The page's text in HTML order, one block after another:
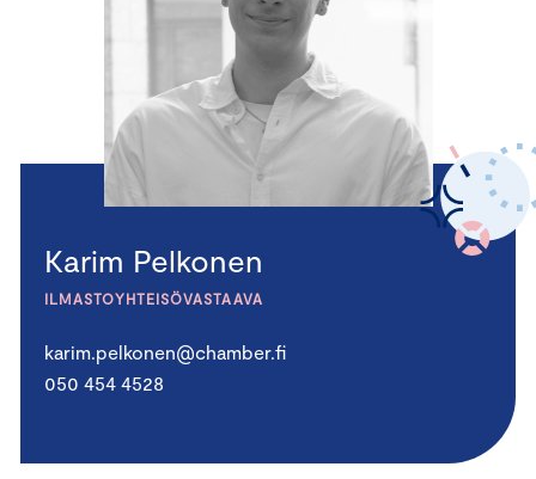
Karim Pelkonen
ILMASTOYHTEISÖVASTAAVA
karim.pelkonen@chamber.fi
050 454 4528